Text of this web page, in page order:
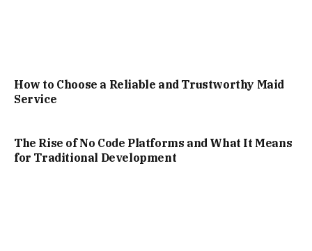
How to Choose a Reliable and Trustworthy Maid
Service
The Rise of No Code Platforms and What It Means
for Traditional Development